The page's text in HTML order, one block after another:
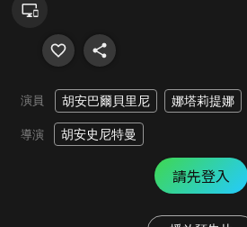
演員 胡安巴爾貝里尼 娜塔莉提娜
導演 胡安史尼特曼
請先登入